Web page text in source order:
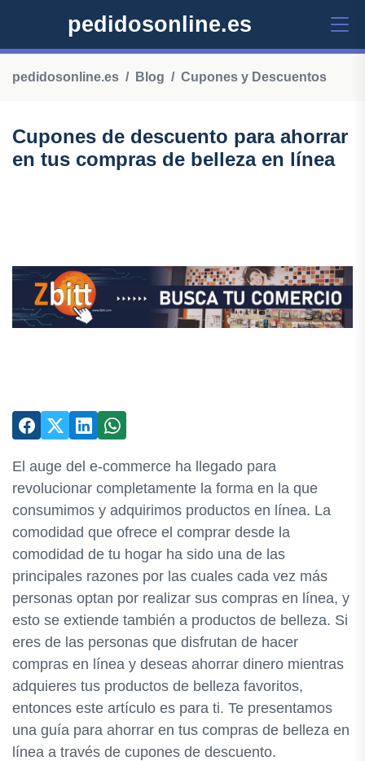
pedidosonline.es
pedidosonline.es Blog Cupones y Descuentos
Cupones de descuento para ahorrar
en tus compras de belleza en línea
El auge del e-commerce ha llegado para
revolucionar completamente la forma en la que
consumimos y adquirimos productos en línea. La
comodidad que ofrece el comprar desde la
comodidad de tu hogar ha sido una de las
principales razones por las cuales cada vez más
personas optan por realizar sus compras en línea, y
esto se extiende también a productos de belleza. Si
eres de las personas que disfrutan de hacer
compras en línea y deseas ahorrar dinero mientras
adquieres tus productos de belleza favoritos,
entonces este artículo es para ti. Te presentamos
una guía para ahorrar en tus compras de belleza en
línea a través de cupones de descuento.